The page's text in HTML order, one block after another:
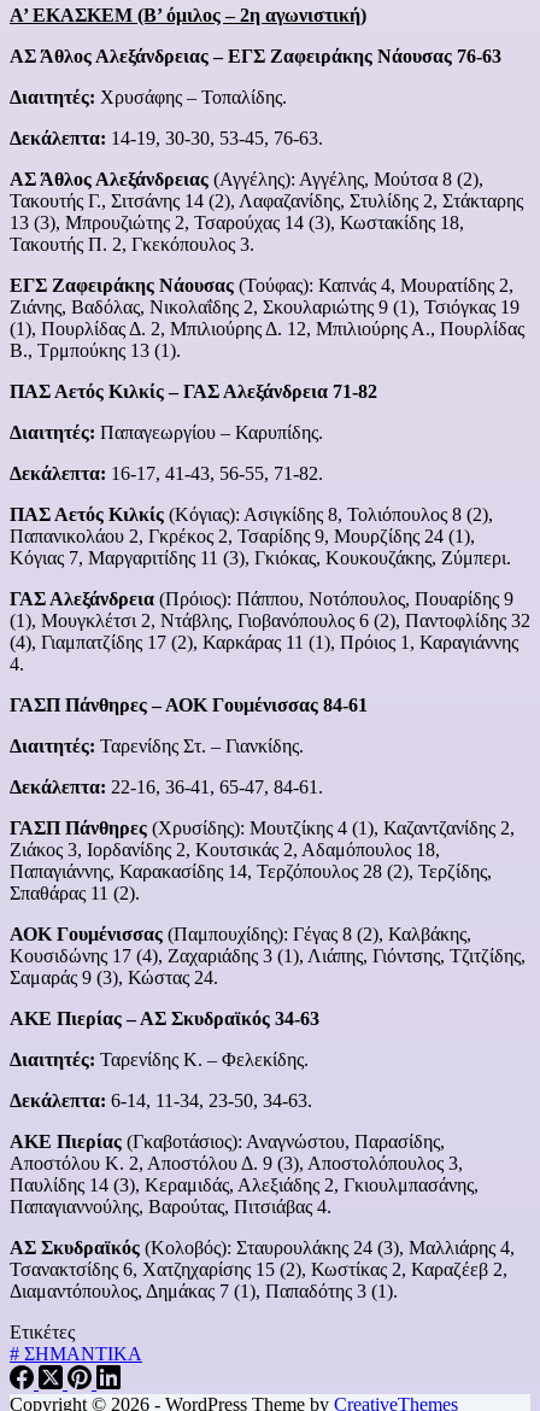
Α’ ΕΚΑΣΚΕΜ (Β’ όμιλος – 2η αγωνιστική)
ΑΣ Άθλος Αλεξάνδρειας – ΕΓΣ Ζαφειράκης Νάουσας 76-63
Διαιτητές: Χρυσάφης – Τοπαλίδης.
Δεκάλεπτα: 14-19, 30-30, 53-45, 76-63.
ΑΣ Άθλος Αλεξάνδρειας (Αγγέλης): Αγγέλης, Μούτσα 8 (2),
Τακουτής Γ., Σιτσάνης 14 (2), Λαφαζανίδης, Στυλίδης 2, Στάκταρης
13 (3), Μπρουζιώτης 2, Τσαρούχας 14 (3), Κωστακίδης 18,
Τακουτής Π. 2, Γκεκόπουλος 3.
ΕΓΣ Ζαφειράκης Νάουσας (Τούφας): Καπνάς 4, Μουρατίδης 2,
Ζιάνης, Βαδόλας, Νικολαΐδης 2, Σκουλαριώτης 9 (1), Τσιόγκας 19
(1), Πουρλίδας Δ. 2, Μπιλιούρης Δ. 12, Μπιλιούρης Α., Πουρλίδας
Β., Τρμπούκης 13 (1).
ΠΑΣ Αετός Κιλκίς – ΓΑΣ Αλεξάνδρεια 71-82
Διαιτητές: Παπαγεωργίου – Καρυπίδης.
Δεκάλεπτα: 16-17, 41-43, 56-55, 71-82.
ΠΑΣ Αετός Κιλκίς (Κόγιας): Ασιγκίδης 8, Τολιόπουλος 8 (2),
Παπανικολάου 2, Γκρέκος 2, Τσαρίδης 9, Μουρζίδης 24 (1),
Κόγιας 7, Μαργαριτίδης 11 (3), Γκιόκας, Κουκουζάκης, Ζύμπερι.
ΓΑΣ Αλεξάνδρεια (Πρόιος): Πάππου, Νοτόπουλος, Πουαρίδης 9
(1), Μουγκλέτσι 2, Ντάβλης, Γιοβανόπουλος 6 (2), Παντοφλίδης 32
(4), Γιαμπατζίδης 17 (2), Καρκάρας 11 (1), Πρόιος 1, Καραγιάννης
4.
ΓΑΣΠ Πάνθηρες – ΑΟΚ Γουμένισσας 84-61
Διαιτητές: Ταρενίδης Στ. – Γιανκίδης.
Δεκάλεπτα: 22-16, 36-41, 65-47, 84-61.
ΓΑΣΠ Πάνθηρες (Χρυσίδης): Μουτζίκης 4 (1), Καζαντζανίδης 2,
Ζιάκος 3, Ιορδανίδης 2, Κουτσικάς 2, Αδαμόπουλος 18,
Παπαγιάννης, Καρακασίδης 14, Τερζόπουλος 28 (2), Τερζίδης,
Σπαθάρας 11 (2).
ΑΟΚ Γουμένισσας (Παμπουχίδης): Γέγας 8 (2), Καλβάκης,
Κουσιδώνης 17 (4), Ζαχαριάδης 3 (1), Λιάπης, Γιόντσης, Τζιτζίδης,
Σαμαράς 9 (3), Κώστας 24.
ΑΚΕ Πιερίας – ΑΣ Σκυδραϊκός 34-63
Διαιτητές: Ταρενίδης Κ. – Φελεκίδης.
Δεκάλεπτα: 6-14, 11-34, 23-50, 34-63.
ΑΚΕ Πιερίας (Γκαβοτάσιος): Αναγνώστου, Παρασίδης,
Αποστόλου Κ. 2, Αποστόλου Δ. 9 (3), Αποστολόπουλος 3,
Παυλίδης 14 (3), Κεραμιδάς, Αλεξιάδης 2, Γκιουλμπασάνης,
Παπαγιαννούλης, Βαρούτας, Πιτσιάβας 4.
ΑΣ Σκυδραϊκός (Κολοβός): Σταυρουλάκης 24 (3), Μαλλιάρης 4,
Τσανακτσίδης 6, Χατζηχαρίσης 15 (2), Κωστίκας 2, Καραζέεβ 2,
Διαμαντόπουλος, Δημάκας 7 (1), Παπαδότης 3 (1).
Ετικέτες
# ΣΗΜΑΝΤΙΚΑ
Copyright © 2026 - WordPress Theme by CreativeThemes